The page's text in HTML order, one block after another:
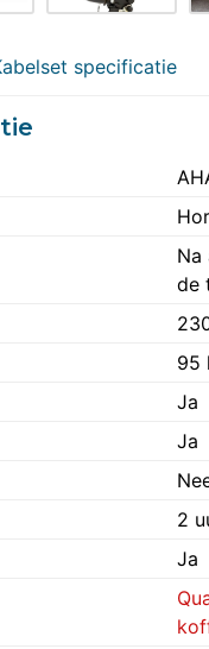
specificatie
Na
de
95
Ja
Ja
2
Ja